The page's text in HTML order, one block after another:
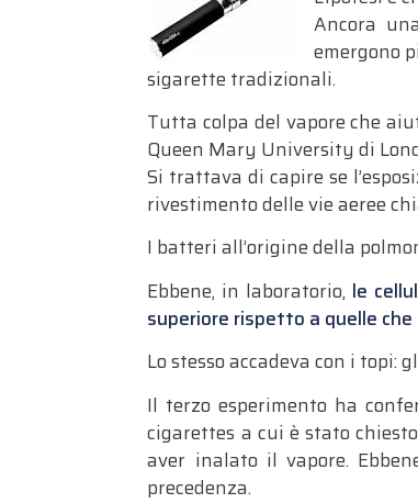
Ancora
emergono
sigarette tradizionali.
Tutta colpa del vapore che
Queen Mary University di
Si trattava di capire se
rivestimento delle vie aeree
I batteri all’origine della
Ebbene, in laboratorio, le
superiore rispetto a quelle
Lo stesso accadeva con i
Il terzo esperimento ha
cigarettes a cui è stato
aver inalato il vapore.
precedenza.